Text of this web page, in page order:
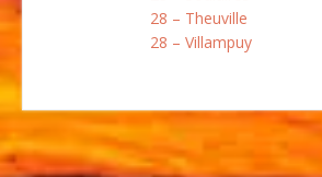
28 – Theuville
28 – Villampuy